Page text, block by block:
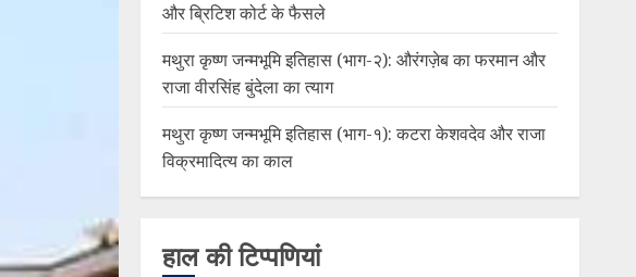
और ब्रिटिश कोर्ट के फैसले
मथुरा कृष्ण जन्मभूमि इतिहास (भाग-२): औरंगज़ेब का फरमान और
राजा वीरसिंह बुंदेला का त्याग
मथुरा कृष्ण जन्मभूमि इतिहास (भाग-१): कटरा केशवदेव और राजा
विक्रमादित्य का काल
हाल की टिप्पणियां